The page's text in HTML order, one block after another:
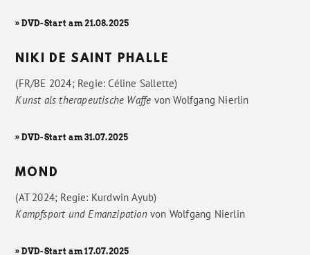
» DVD-Start am 21.08.2025
NIKI DE SAINT PHALLE
(FR/BE 2024; Regie: Céline Sallette)
Kunst als therapeutische Waffe vonWolfgang Nierlin
» DVD-Start am 31.07.2025
MOND
(AT 2024; Regie: Kurdwin Ayub)
Kampfsport und Emanzipationvon Wolfgang Nierlin
» DVD-Start am 17.07.2025